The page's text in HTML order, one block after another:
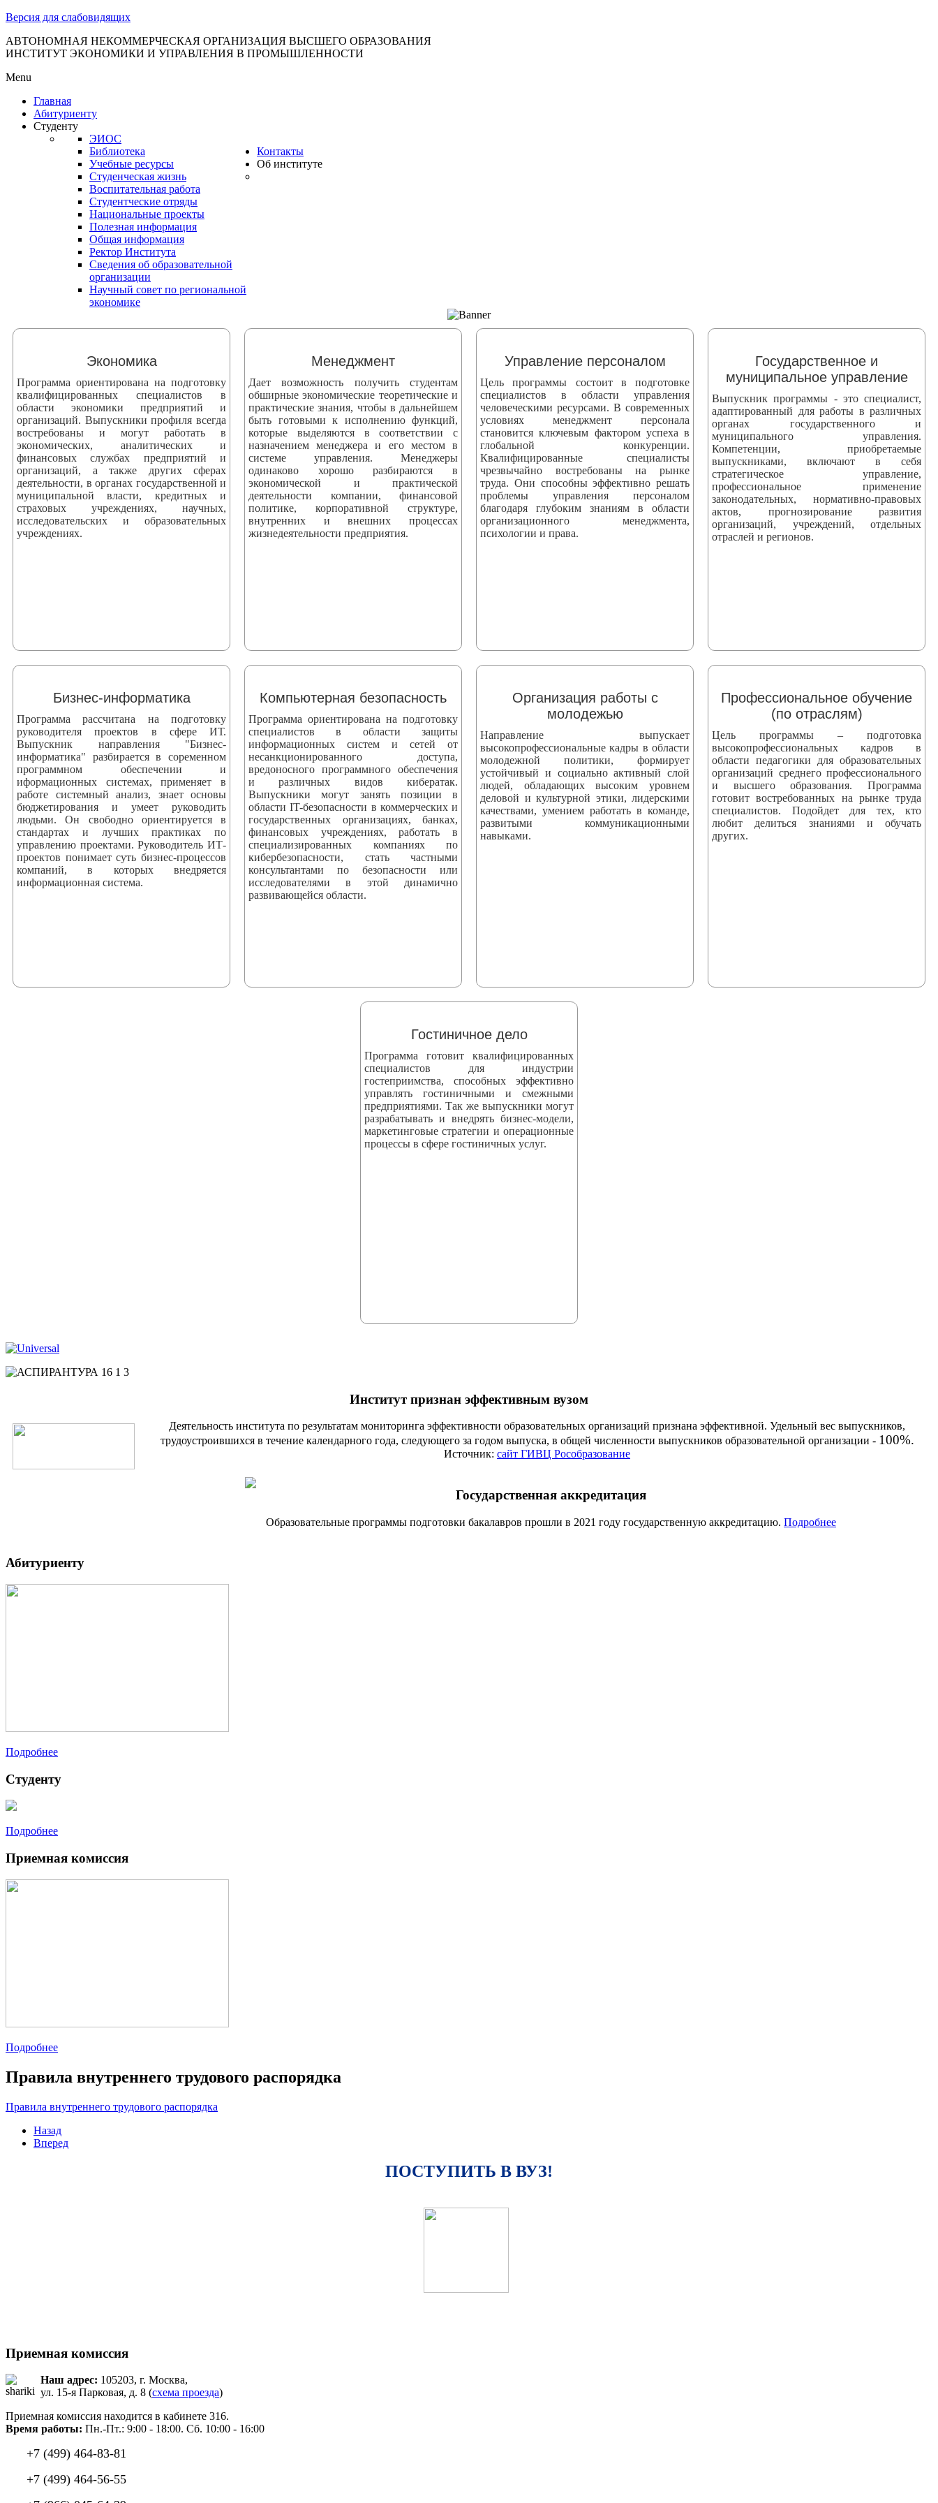
Версия для слабовидящих
АВТОНОМНАЯ НЕКОММЕРЧЕСКАЯ ОРГАНИЗАЦИЯ ВЫСШЕГО ОБРАЗОВАНИЯ
ИНСТИТУТ ЭКОНОМИКИ И УПРАВЛЕНИЯ В ПРОМЫШЛЕННОСТИ
Menu
Главная
Абитуриенту
Студенту
ЭИОС
Библиотека
Учебные ресурсы
Студенческая жизнь
Воспитательная работа
Студентческие отряды
Национальные проекты
Полезная информация
Контакты
Об институте
Общая информация
Ректор Института
Сведения об образовательной
организации
Научный совет по региональной
экономике
Экономика
Программа ориентирована на подготовку
квалифицированных специалистов в
области экономики предприятий и
организаций. Выпускники профиля всегда
востребованы и могут работать в
экономических, аналитических и
финансовых службах предприятий и
организаций, а также других сферах
деятельности, в органах государственной и
муниципальной власти, кредитных и
страховых учреждениях, научных,
исследовательских и образовательных
учреждениях.
Менеджмент
Дает возможность получить студентам
обширные экономические теоретические и
практические знания, чтобы в дальнейшем
быть готовыми к исполнению функций,
которые выделяются в соответствии с
назначением менеджера и его местом в
системе управления. Менеджеры
одинаково хорошо разбираются в
экономической и практической
деятельности компании, финансовой
политике, корпоративной структуре,
внутренних и внешних процессах
жизнедеятельности предприятия.
Управление персоналом
Цель программы состоит в подготовке
специалистов в области управления
человеческими ресурсами. В современных
условиях менеджмент персонала
становится ключевым фактором успеха в
глобальной конкуренции.
Квалифицированные специалисты
чрезвычайно востребованы на рынке
труда. Они способны эффективно решать
проблемы управления персоналом
благодаря глубоким знаниям в области
организационного менеджмента,
психологии и права.
Государственное и
муниципальное управление
Выпускник программы - это специалист,
адаптированный для работы в различных
органах государственного и
муниципального управления.
Компетенции, приобретаемые
выпускниками, включают в себя
стратегическое управление,
профессиональное применение
законодательных, нормативно-правовых
актов, прогнозирование развития
организаций, учреждений, отдельных
отраслей и регионов.
Бизнес-информатика
Программа рассчитана на подготовку
руководителя проектов в сфере ИТ.
Выпускник направления "Бизнес-
информатика" разбирается в соременном
программном обеспечении и
иформационных системах, применяет в
работе системный анализ, знает основы
бюджетирования и умеет руководить
людьми. Он свободно ориентируется в
стандартах и лучших практиках по
управлению проектами. Руководитель ИТ-
проектов понимает суть бизнес-процессов
компаний, в которых внедряется
информационная система.
Компьютерная безопасность
Программа ориентирована на подготовку
специалистов в области защиты
информационных систем и сетей от
несанкционированного доступа,
вредоносного программного обеспечения
и различных видов кибератак.
Выпускники могут занять позиции в
области IT-безопасности в коммерческих и
государственных организациях, банках,
финансовых учреждениях, работать в
специализированных компаниях по
кибербезопасности, стать частными
консультантами по безопасности или
исследователями в этой динамично
развивающейся области.
Организация работы с
молодежью
Направление выпускает
высокопрофессиональные кадры в области
молодежной политики, формирует
устойчивый и социально активный слой
людей, обладающих высоким уровнем
деловой и культурной этики, лидерскими
качествами, умением работать в команде,
развитыми коммуникационными
навыками.
Профессиональное обучение
(по отраслям)
Цель программы – подготовка
высокопрофессиональных кадров в
области педагогики для образовательных
организаций среднего профессионального
и высшего образования. Программа
готовит востребованных на рынке труда
специалистов. Подойдет для тех, кто
любит делиться знаниями и обучать
других.
Гостиничное дело
Программа готовит квалифицированных
специалистов для индустрии
гостеприимства, способных эффективно
управлять гостиничными и смежными
предприятиями. Так же выпускники могут
разрабатывать и внедрять бизнес‑модели,
маркетинговые стратегии и операционные
процессы в сфере гостиничных услуг.
Институт признан эффективным вузом
Деятельность института по результатам мониторинга эффективности образовательных организаций признана эффективной. Удельный вес выпускников,
трудоустроившихся в течение календарного года, следующего за годом выпуска, в общей численности выпускников образовательной организации - 100%.
Источник: сайт ГИВЦ Рособразование
Государственная аккредитация
Образовательные программы подготовки бакалавров прошли в 2021 году государственную аккредитацию. Подробнее
Абитуриенту
Подробнее
Студенту
Подробнее
Приемная комиссия
Подробнее
Правила внутреннего трудового распорядка
Правила внутреннего трудового распорядка
Назад
Вперед
ПОСТУПИТЬ В ВУЗ!
Приемная комиссия
Наш адрес: 105203, г. Москва,
ул. 15-я Парковая, д. 8 (схема проезда)
Приемная комиссия находится в кабинете 316.
Время работы: Пн.-Пт.: 9:00 - 18:00. Сб. 10:00 - 16:00
+7 (499) 464-83-81
+7 (499) 464-56-55